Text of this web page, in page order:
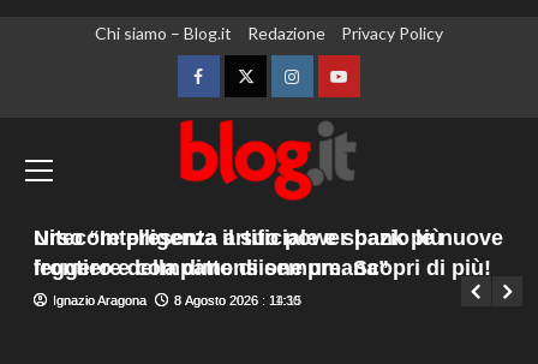
Chi siamo – Blog.it Redazione Privacy Policy
FacebookTwitterInstagramYouTube
principale
Zelensky a Belgrado, colloquio con il
presidente serbo Vucic
Giuseppe Recca 8 Agosto 2026 : 13:50
Urso “Intelligenza artificiale e spazio le nuove
frontiere della dimensione umana”
Ignazio Aragona 8 Agosto 2026 : 14:15
Nitecore presenta il suo power bank più
leggero e compatto di sempre. Scopri di più!
Ignazio Aragona 8 Agosto 2026 : 11:30
Pantaloni bianchi di Pippa
Middleton: un’alternativa leggera e
accattivante al denim.
Carolina Marconi svela il terribile
momento in Pronto Soccorso:
Carolina Marconi in vacanza: